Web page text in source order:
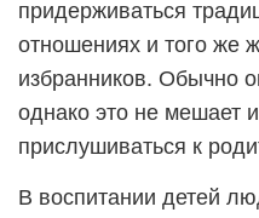
придерживаться
отношениях и того же
избранников. Обычно
однако это не мешает
прислушиваться к
В воспитании детей